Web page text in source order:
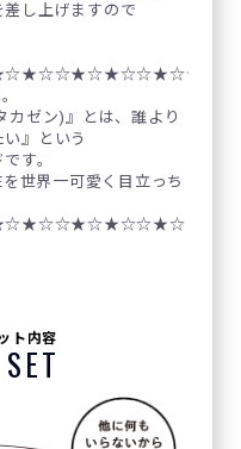
し上げますので
カゼン)』とは、誰より
』という
す。
世界一可愛く目立っち
ト内容